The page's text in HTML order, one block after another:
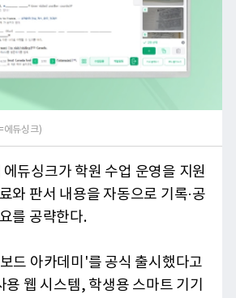
에듀싱크)
듀싱크가 학원 수업 운영을 지원
와 판서 내용을 자동으로 기록·공
를 공략한다.
드 아카데미'를 공식 출시했다고
웹 시스템, 학생용 스마트 기기